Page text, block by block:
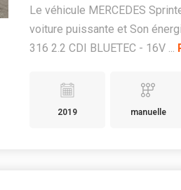
Le véhicule MERCEDES
voiture puissante et Son
316 2.2 CDI BLUETEC - 16V ...
2019 manuelle